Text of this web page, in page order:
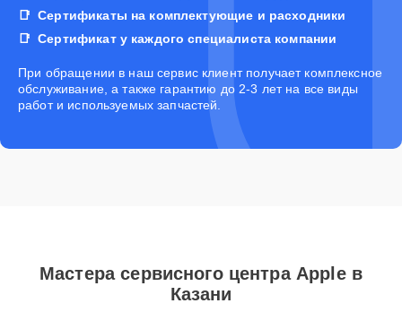
Сертификаты на комплектующие и расходники
Сертификат у каждого специалиста компании
При обращении в наш сервис клиент получает комплексное
обслуживание, а также гарантию до 2-3 лет на все виды
работ и используемых запчастей.
Мастера сервисного центра Apple в
Казани